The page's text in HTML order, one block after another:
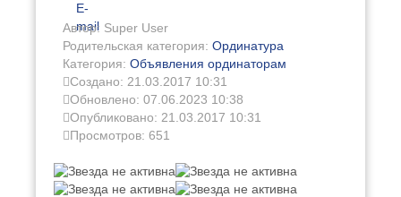
E-
mail
Автор: Super User
Родительская категория: Ординатура
Категория: Объявления ординаторам
Создано: 21.03.2017 10:31
Обновлено: 07.06.2023 10:38
Опубликовано: 21.03.2017 10:31
Просмотров: 651